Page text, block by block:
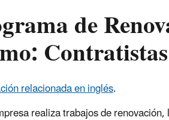
de
Contratistas
relacionada en inglés.
realiza trabajos de